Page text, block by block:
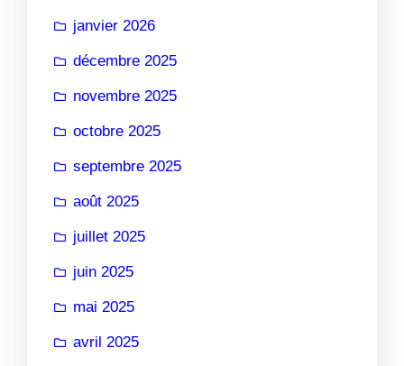
janvier 2026
décembre 2025
novembre 2025
octobre 2025
septembre 2025
août 2025
juillet 2025
juin 2025
mai 2025
avril 2025